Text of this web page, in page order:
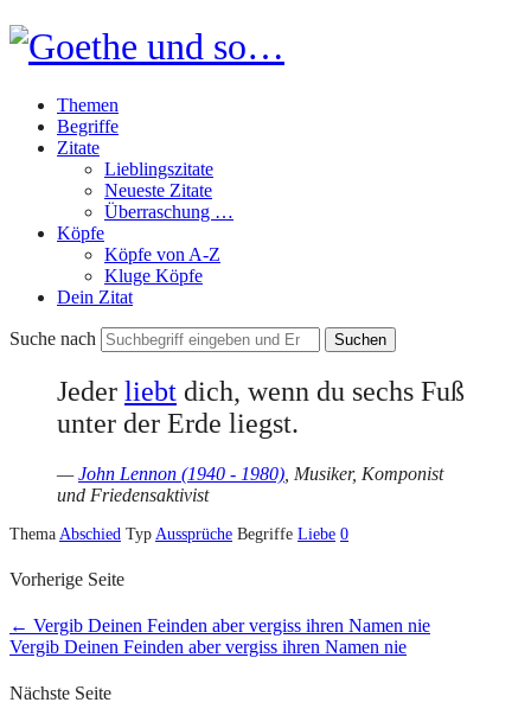
Goethe
und
so…
Themen
Begriffe
Zitate
Lieblingszitate
Neueste Zitate
Überraschung …
Köpfe
Köpfe von A-Z
Kluge Köpfe
Dein Zitat
Suche nach
Jeder liebt dich, wenn du sechs Fuß
unter der Erde liegst.
—John Lennon (1940 - 1980) , Musiker, Komponist
und Friedensaktivist
Thema Abschied Typ Aussprüche Begriffe Liebe 0
Vorherige Seite
← Vergib Deinen Feinden aber vergiss ihren Namen nie
Vergib Deinen Feinden aber vergiss ihren Namen nie
Nächste Seite